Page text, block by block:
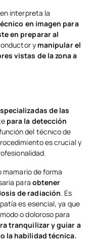
interpreta la
en imagen para
en preparar al
ymanipular el
vistas de la zona a
de las
para la detección
del técnico de
es crucial y
de forma
para obtener
de radiación. Es
es esencial, ya que
o doloroso para
tranquilizar y guiar a
la habilidad técnica.